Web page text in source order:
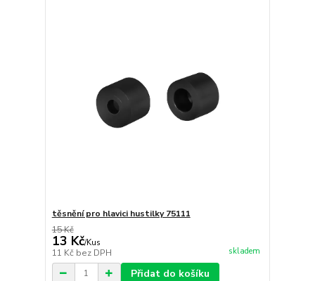
těsnění pro hlavici hustilky 75111
15 Kč
13 Kč/Kus
11 Kč bez DPH skladem
Přidat do košíku